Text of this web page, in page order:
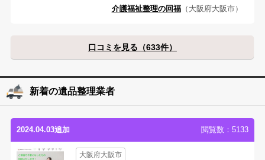
介護福祉整理の回福（大阪府大阪市）
口コミを見る（633件）
新着の遺品整理業者
2024.04.03追加 閲覧数：5133
大阪府大阪市